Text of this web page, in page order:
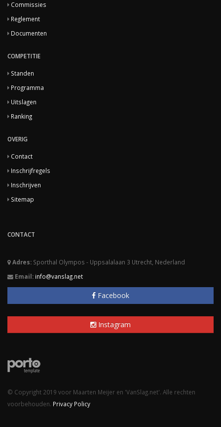
Commissies
Reglement
Documenten
COMPETITIE
Standen
Programma
Uitslagen
Ranking
OVERIG
Contact
Inschrijfregels
Inschrijven
Sitemap
CONTACT
Adres: Sporthal Olympos - Uppsalalaan 3 Utrecht, Nederland
Email: info@vanslag.net
Facebook
Instagram
© Copyright 2019 voor Maarten Meijer en 'VanSlag.net'. Alle rechten
voorbehouden. Privacy Policy